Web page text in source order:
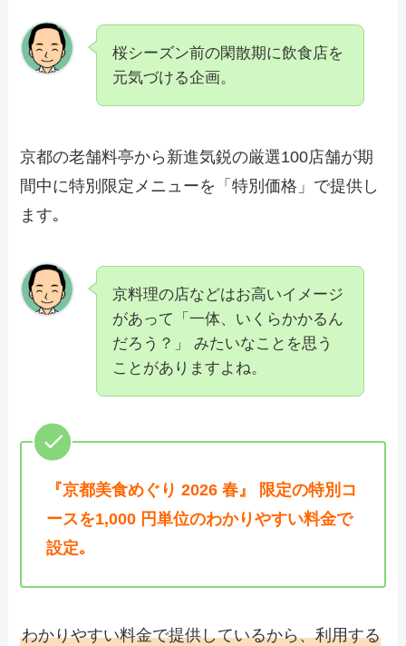
桜シーズン前の閑散期に飲食店を
元気づける企画。
京都の老舗料亭から新進気鋭の厳選100店舗が期
間中に特別限定メニューを「特別価格」で提供し
ます｡
京料理の店などはお高いイメージ
があって「一体、いくらかかるん
だろう？」 みたいなことを思う
ことがありますよね。
『京都美食めぐり 2026 春』 限定の特別コ
ースを1,000 円単位のわかりやすい料金で
設定｡
わかりやすい料金で提供しているから、利用する